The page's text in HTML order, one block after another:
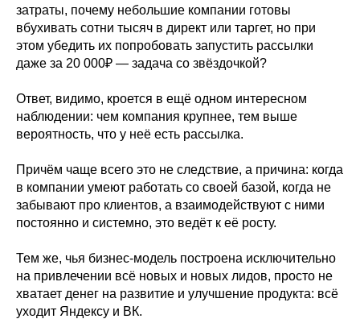
затраты, почему небольшие компании готовы
вбухивать сотни тысяч в директ или таргет, но при
этом убедить их попробовать запустить рассылки
даже за 20 000₽ — задача со звёздочкой?
Ответ, видимо, кроется в ещё одном интересном
наблюдении: чем компания крупнее, тем выше
вероятность, что у неё есть рассылка.
Причём чаще всего это не следствие, а причина: когда
в компании умеют работать со своей базой, когда не
забывают про клиентов, а взаимодействуют с ними
постоянно и системно, это ведёт к её росту.
Тем же, чья бизнес-модель построена исключительно
на привлечении всё новых и новых лидов, просто не
хватает денег на развитие и улучшение продукта: всё
уходит Яндексу и ВК.